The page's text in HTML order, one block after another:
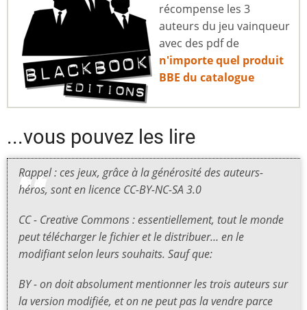
récompense les 3
auteurs du jeu vainqueur
avec des pdf de
n'importe quel produit
BBE du catalogue
...vous pouvez les lire
Rappel : ces jeux, grâce à la générosité des auteurs-
héros, sont en licence CC-BY-NC-SA 3.0
CC - Creative Commons : essentiellement, tout le monde
peut télécharger le fichier et le distribuer… en le
modifiant selon leurs souhaits. Sauf que:
BY - on doit absolument mentionner les trois auteurs sur
la version modifiée, et on ne peut pas la vendre parce